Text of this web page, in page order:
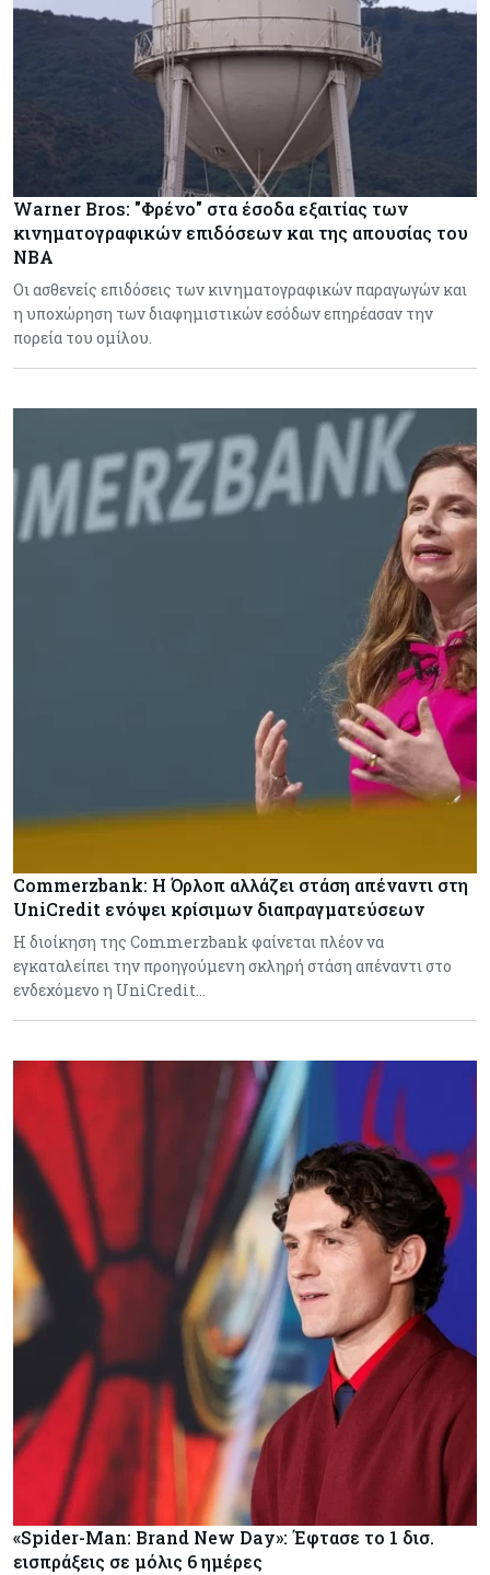
Warner Bros: "Φρένο" στα έσοδα εξαιτίας των
κινηματογραφικών επιδόσεων και της απουσίας του
NBA
Οι ασθενείς επιδόσεις των κινηματογραφικών παραγωγών και
η υποχώρηση των διαφημιστικών εσόδων επηρέασαν την
πορεία του ομίλου.
Commerzbank: Η Όρλοπ αλλάζει στάση απέναντι στη
UniCredit ενόψει κρίσιμων διαπραγματεύσεων
H διοίκηση της Commerzbank φαίνεται πλέον να
εγκαταλείπει την προηγούμενη σκληρή στάση απέναντι στο
ενδεχόμενο η UniCredit…
«Spider-Man: Brand New Day»: Έφτασε το 1 δισ.
εισπράξεις σε μόλις 6 ημέρες